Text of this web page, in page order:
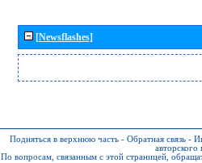
[Newsflashes]
Подняться в верхнюю часть - Обратная связь -
По вопросам, связанным с этой страницей,